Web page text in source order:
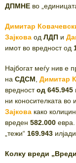
ДПМНЕ во
Димитар
Зајкова од ЛДП и
имот во вредност од
Најбогат меѓу нив е
на СДСМ Димитар
вредностод 645.945
ни коносителката во
Зајкова како
вреден 582.000 евра.
„тежи“ 169.943
Колку вреди